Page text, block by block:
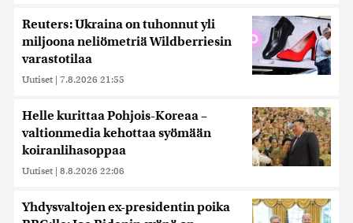
Reuters: Ukraina on tuhonnut yli
miljoona neliömetriä Wildberriesin
varastotilaa
Uutiset | 7.8.2026 21:55
Helle kurittaa Pohjois-Koreaa –
valtionmedia kehottaa syömään
koiranlihasoppaa
Uutiset | 8.8.2026 22:06
Yhdysvaltojen ex-presidentin poika